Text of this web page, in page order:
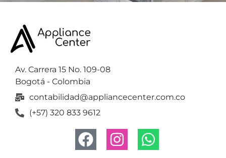
Av. Carrera 15 No. 109-08
Bogotá - Colombia
contabilidad@appliancecenter.com.co
(+57) 320 833 9612